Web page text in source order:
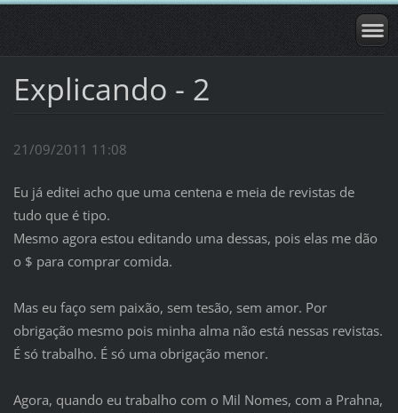
Explicando - 2
21/09/2011 11:08
Eu já editei acho que uma centena e meia de revistas de
tudo que é tipo.
Mesmo agora estou editando uma dessas, pois elas me dão
o $ para comprar comida.
Mas eu faço sem paixão, sem tesão, sem amor. Por
obrigação mesmo pois minha alma não está nessas revistas.
É só trabalho. É só uma obrigação menor.
Agora, quando eu trabalho com o Mil Nomes, com a Prahna,